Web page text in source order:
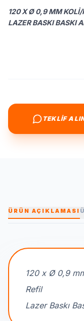
120 X Ø 0,9 MM KOLI/
LAZER BASKI BASKI
TEKLİF
ÜRÜN AÇIKLAMASI
120 x Ø 0,9
Refil
Lazer Baskı